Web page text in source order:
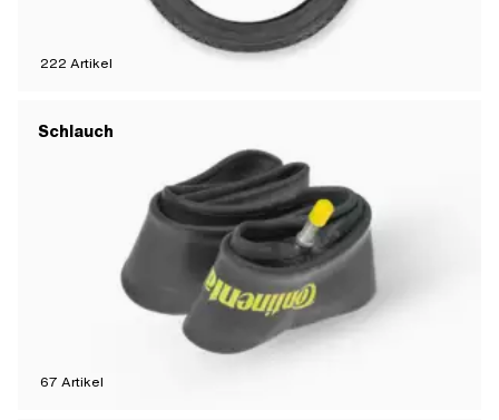
222 Artikel
Schlauch
67 Artikel